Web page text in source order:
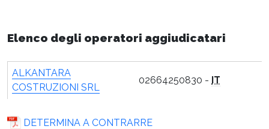
Elenco degli operatori aggiudicatari
ALKANTARA
COSTRUZIONI SRL
02664250830 - IT
DETERMINA A CONTRARRE